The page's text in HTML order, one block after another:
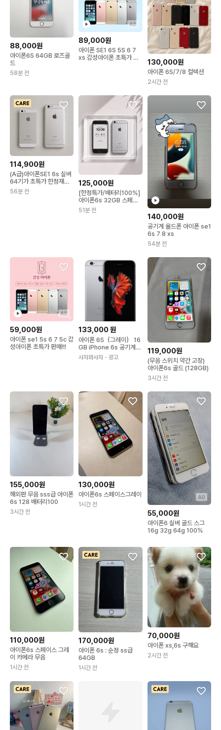
88,000원
아이폰6S 64GB 로즈골
드
58분 전
AD
89,000원
아이폰 SE1 6S 5S 6 7
xs 감성아이폰 초특가 판
130,000원
아이폰 6S/7/8 컬렉션
2시간 전
114,900원
(A급)아이폰SE1 6s 실버
64기가 초특가 한정재고
+증정품 드림
56분 전
125,000원
[한정특가/배터리100%]
아이폰6s 32GB 스페이
스그레이
51분 전
140,000원
공기계 올드폰 아이폰 se1
6s 7 8 xs
54분 전
AD
59,000원
아이폰 se1 5s 6 7 5c 감
성아이폰 초특가 판매!!!
133,000원
아이폰 6S（그레이） 16
GB iPhone 6s 공기계
무음카메라 순정폰
사자와사자 ・광고
119,000원
(무음 스위치 약간 고장)
아이폰6s 골드 (128GB)
3시간 전
155,000원
해외판 무음 sss급 아이폰
6s 128 배터리100
3시간 전
130,000원
아이폰6s 스페이스그레이
1시간 전
AD
55,000원
아이폰6 실버 골드 스그
16g 32g 64g 100%
110,000원
아이폰6s 스페이스 그레
이 카메라 무음
1시간 전
170,000원
아이폰 6s : 순정 ss급
64GB
1시간 전
70,000원
아이폰 xs,6s 구해요
2시간 전